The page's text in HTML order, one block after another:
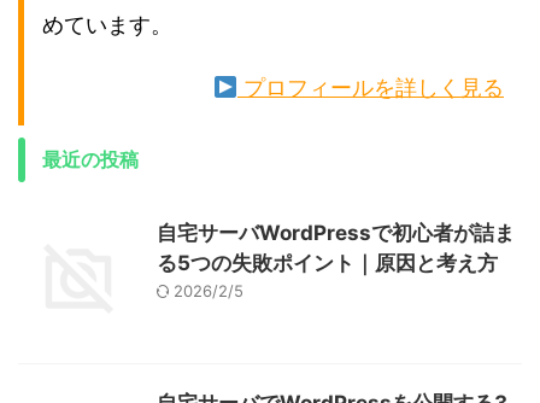
めています。
プロフィールを詳しく見る
最近の投稿
自宅サーバWordPressで初心者が詰ま
る5つの失敗ポイント｜原因と考え方
2026/2/5